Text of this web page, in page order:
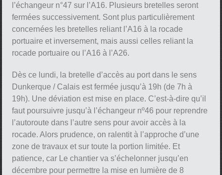
l’échangeur n°47 sur l’A16. Plusieurs bretelles seront
fermées successivement. Sont plus particulièrement
concernées les bretelles reliant l’A16 à la rocade
portuaire et inversement, mais aussi celles reliant la
rocade portuaire ou l’A16 à l’A26.
Dès ce lundi, la bretelle d’accès au port dans le sens
Dunkerque / Calais est fermée jusqu’à 19h (de 7h à
19h). Une déviation est mise en place. C’est-à-dire qu’il
faut poursuivre jusqu’à l’échangeur nº46 pour reprendre
l’autoroute dans l’autre sens pour avoir accès à la
rocade. Alors prudence, on ralentit à l’approche d’une
zone de travaux et sur toute la portion limitée. Et
patience, car Le chantier va s’échelonner jusqu’en
décembre pour permettre la mise en lumière de 8